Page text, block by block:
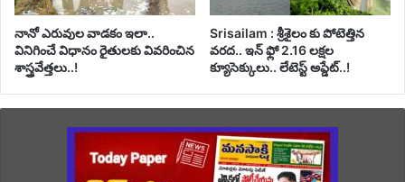
నానో ఎరువుల వాడకం ఇలా..
వినిగించే విధానం రైతులకు వివరించిన
శాస్త్రవేత్తలు..!
Srisailam : శ్రీశైలం కు పోటెత్తిన
వరద.. ఇన్ ఫ్లో 2.16 లక్షల
క్యూసెక్కులు.. లేటెస్ట్ అప్డేట్..!